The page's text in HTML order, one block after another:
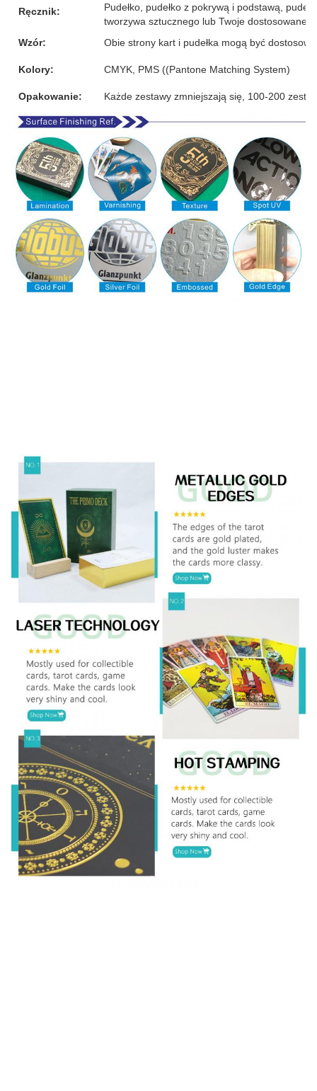
Ręcznik:
Pudełko, pudełko z pokrywą i podstawą,
tworzywa sztucznego lub Twoje dostosowane
Wzór:
Obie strony kart i pudełka mogą być
Kolory: CMYK, PMS ((Pantone Matching System)
Opakowanie: Każde zestawy zmniejszają się, 100-200